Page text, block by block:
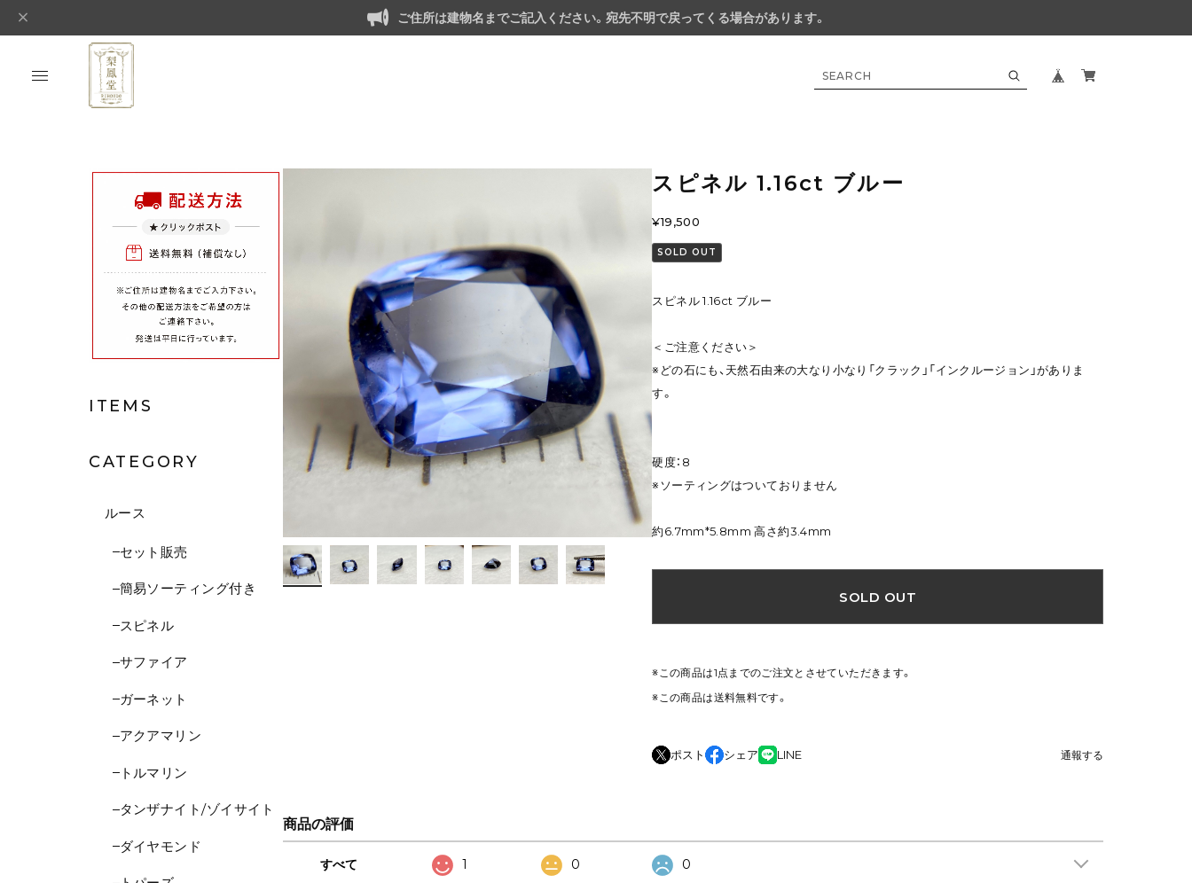
ご住所は建物名までご記入ください。宛先不明で戻ってくる場合があります。
ITEMS
CATEGORY
ルース
セット販売
簡易ソーティング付き
スピネル
サファイア
ガーネット
アクアマリン
トルマリン
タンザナイト/ゾイサイト
ダイヤモンド
スピネル 1.16ct ブルー
¥19,500
SOLD OUT
スピネル 1.16ct ブルー
＜ご注意ください＞
※どの石にも、天然石由来の大なり小なり「クラック」「インクルージョン」がありま
す。
硬度：8
※ソーティングはついておりません
約6.7mm*5.8mm 高さ約3.4mm
SOLD OUT
※この商品は1点までのご注文とさせていただきます。
※この商品は送料無料です。
ポスト シェア LINE 通報する
商品の評価
すべて 1 0 0